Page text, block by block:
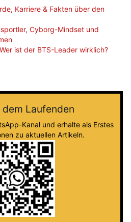
Karriere & Fakten über den
Cyborg-Mindset und
ist der BTS-Leader wirklich?
Laufenden
Kanal und erhalte als Erstes
zu aktuellen Artikeln.